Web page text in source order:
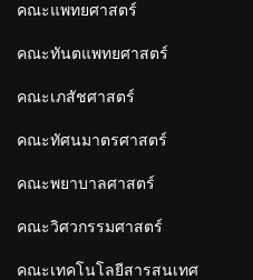
คณะแพทยศาสตร์
คณะทันตแพทยศาสตร์
คณะเภสัชศาสตร์
คณะทัศนมาตรศาสตร์
คณะพยาบาลศาสตร์
คณะวิศวกรรมศาสตร์
คณะเทคโนโลยีสารสนเทศ